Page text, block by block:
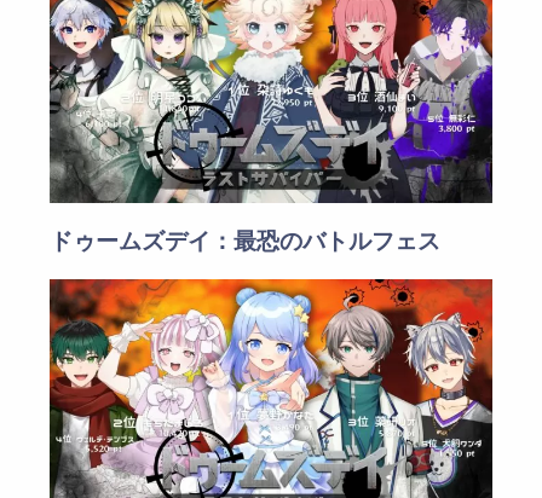
ドゥームズデイ：最恐のバトルフェス